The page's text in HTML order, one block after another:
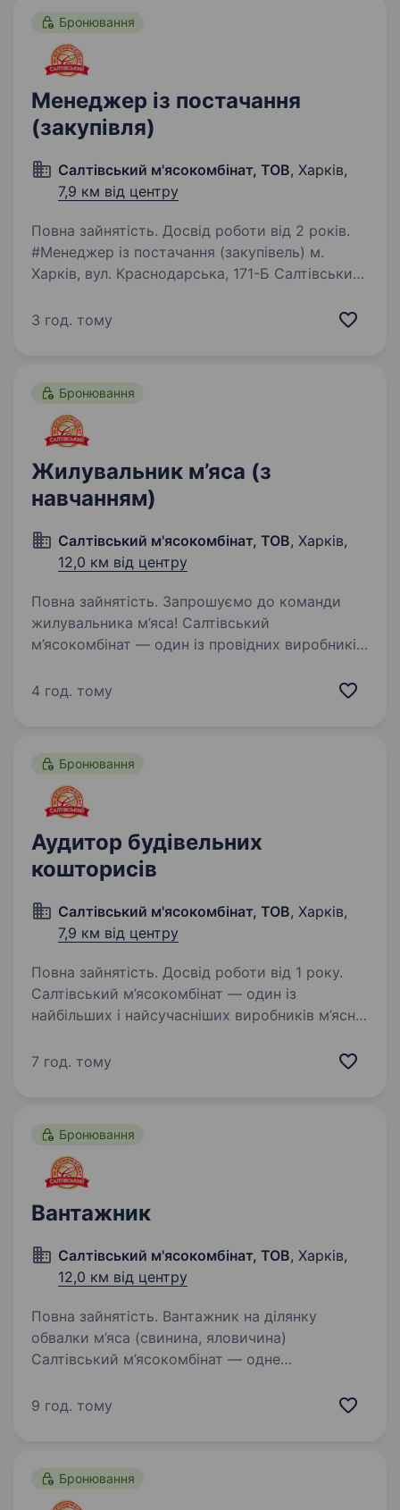
Бронювання
Менеджер із постачання
(закупівля)
Салтівський м'ясокомбінат, ТОВ, Харків,
7,9 км від центру
Повна зайнятість. Досвід роботи від 2 років.
#Менеджер із постачання (закупівель) м.
Харків, вул. Краснодарська, 171-Б Салтівський
підприємство, яке стабільно розвивається
3 год. тому
Бронювання
Жилувальник м’яса (з
навчанням)
Салтівський м'ясокомбінат, ТОВ, Харків,
12,0 км від центру
Повна зайнятість. Запрошуємо до команди
жилувальника м’яса! Салтівський
м’ясокомбінат — один із провідних виробників
в Україні. Ми постійно розвиваємося,
4 год. тому
Бронювання
Аудитор будівельних
кошторисів
Салтівський м'ясокомбінат, ТОВ, Харків,
7,9 км від центру
Повна зайнятість. Досвід роботи від 1 року.
Салтівський м’ясокомбінат — один із
найбільших і найсучасніших виробників м’ясної
ринку, який постійно впроваджує інновації
7 год. тому
Бронювання
Вантажник
Салтівський м'ясокомбінат, ТОВ, Харків,
12,0 км від центру
Повна зайнятість. Вантажник на ділянку
обвалки м’яса (свинина, яловичина)
Салтівський м’ясокомбінат — одне
підприємств України. Ми активно
9 год. тому
Бронювання